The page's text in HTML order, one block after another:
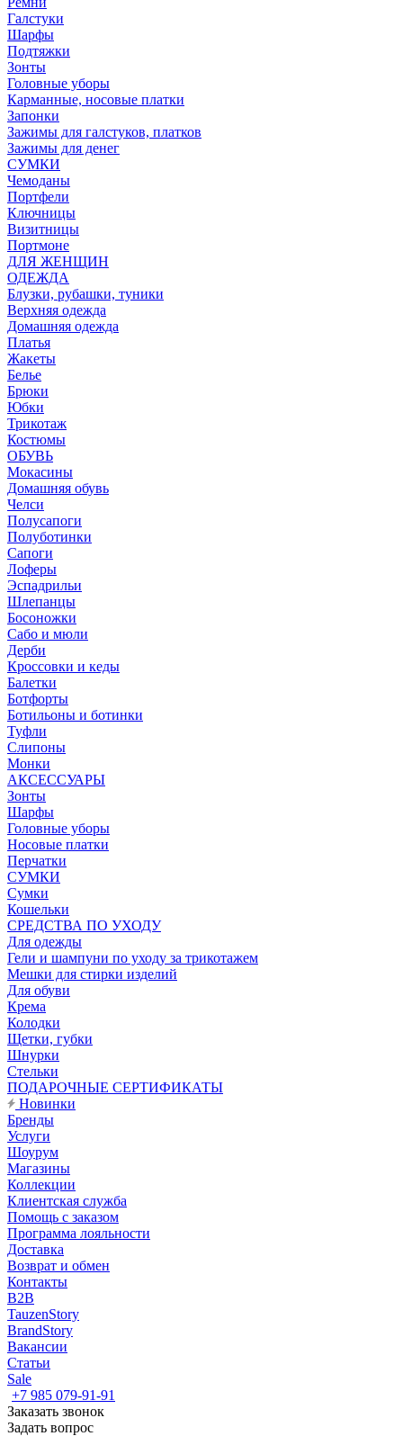
Галстуки
Шарфы
Подтяжки
Зонты
Головные уборы
Карманные, носовые платки
Запонки
Зажимы для галстуков, платков
Зажимы для денег
СУМКИ
Чемоданы
Портфели
Ключницы
Визитницы
Портмоне
ДЛЯ ЖЕНЩИН
ОДЕЖДА
Блузки, рубашки, туники
Верхняя одежда
Домашняя одежда
Платья
Жакеты
Белье
Брюки
Юбки
Трикотаж
Костюмы
ОБУВЬ
Мокасины
Домашняя обувь
Челси
Полусапоги
Полуботинки
Сапоги
Лоферы
Эспадрильи
Шлепанцы
Босоножки
Сабо и мюли
Дерби
Кроссовки и кеды
Балетки
Ботфорты
Ботильоны и ботинки
Туфли
Слипоны
Монки
АКСЕССУАРЫ
Зонты
Шарфы
Головные уборы
Носовые платки
Перчатки
СУМКИ
Сумки
Кошельки
CРЕДСТВА ПО УХОДУ
Для одежды
Гели и шампуни по уходу за трикотажем
Мешки для стирки изделий
Для обуви
Крема
Колодки
Щетки, губки
Шнурки
Стельки
ПОДАРОЧНЫЕ СЕРТИФИКАТЫ
Новинки
Бренды
Услуги
Шоурум
Магазины
Коллекции
Клиентская служба
Помощь с заказом
Программа лояльности
Доставка
Возврат и обмен
Контакты
B2B
TauzenStory
BrandStory
Вакансии
Статьи
Sale
+7 985 079-91-91
Заказать звонок
Задать вопрос